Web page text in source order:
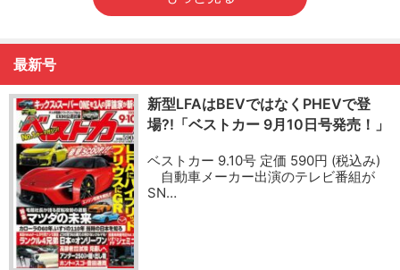
最新号
新型LFAはBEVではなくPHEVで登
場?!「ベストカー 9月10日号発売！」
ベストカー 9.10号 定価 590円 (税込み)
自動車メーカー出演のテレビ番組が
SN…